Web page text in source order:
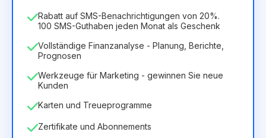
Rabatt auf SMS-Benachrichtigungen von 20%.
100 SMS-Guthaben jeden Monat als Geschenk
Vollständige Finanzanalyse - Planung, Berichte,
Prognosen
Werkzeuge für Marketing - gewinnen Sie neue
Kunden
Karten und Treueprogramme
Zertifikate und Abonnements